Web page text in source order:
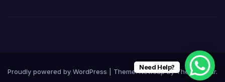
Proudly powered by WordPress Theme:NewsupbyThemeansar.
Need Help?